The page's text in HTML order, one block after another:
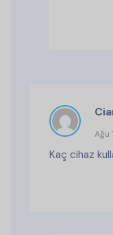
Ağu
Kaç cihaz